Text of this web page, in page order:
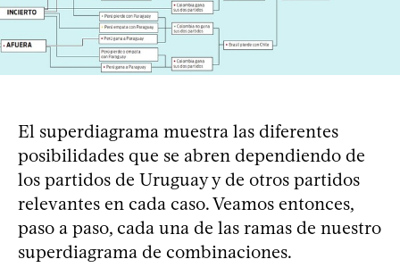
El superdiagrama muestra las diferentes
posibilidades que se abren dependiendo de
los partidos de Uruguay y de otros partidos
relevantes en cada caso. Veamos entonces,
paso a paso, cada una de las ramas de nuestro
superdiagrama de combinaciones.